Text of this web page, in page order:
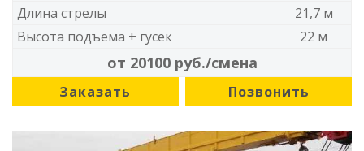
Длина стрелы
21,7 м
Высота подъема + гусек
22 м
от 20100 руб./смена
Заказать Позвонить